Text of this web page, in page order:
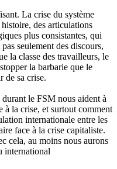
La crise du système
des articulations
plus consistantes, qui
seulement des discours,
la classe des travailleurs, le
la barbarie que le
de sa crise.
durant le FSM nous aident à
la crise, et surtout comment
internationale entre les
face à la crise capitaliste.
cela, au moins nous aurons
international